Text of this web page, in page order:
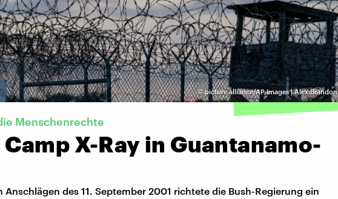
©picture alliance/AP Images | Alex Brandon
Menschenrechte
Camp X-Ray in Guantanamo-
Anschlägen des 11. September 2001 richtete die Bush-Regierung ein